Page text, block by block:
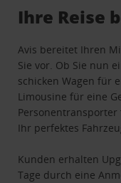
Ihre Reise
Avis bereitet Ihren
Sie vor. Ob Sie nun
schicken Wagen für
Limousine für eine
Ihr perfektes
Kunden erhalten
Tage durch eine